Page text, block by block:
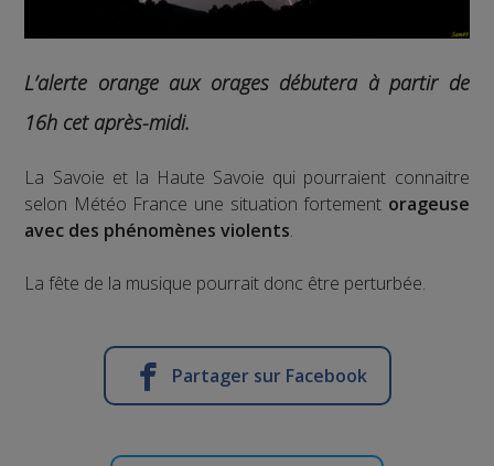
L’alerte orange aux oragesdébutera à partir de
16h cet après-midi.
La Savoie et la Haute Savoie qui pourraient connaitre
selon Météo France une situation fortement orageuse
avec des phénomènes violents.
La fête de la musique pourrait donc être perturbée.
Partager sur Facebook